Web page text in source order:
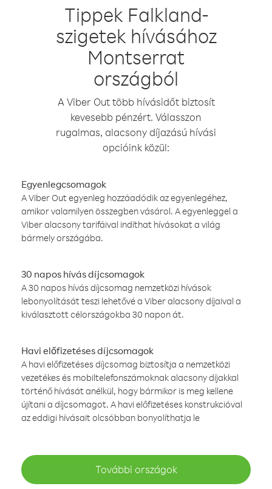
Tippek Falkland-
szigetek hívásához
Montserrat
országból
A Viber Out több hívásidőt biztosít
kevesebb pénzért. Válasszon
rugalmas, alacsony díjazású hívási
opcióink közül:
Egyenlegcsomagok
A Viber Out egyenleg hozzáadódik az egyenlegéhez,
amikor valamilyen összegben vásárol. A egyenleggel a
Viber alacsony tarifáival indíthat hívásokat a világ
bármely országába.
30 napos hívás díjcsomagok
A 30 napos hívás díjcsomag nemzetközi hívások
lebonyolítását teszi lehetővé a Viber alacsony díjaival a
kiválasztott célországokba 30 napon át.
Havi előfizetéses díjcsomagok
A havi előfizetéses díjcsomag biztosítja a nemzetközi
vezetékes és mobiltelefonszámoknak alacsony díjakkal
történő hívását anélkül, hogy bármikor is meg kellene
újítani a díjcsomagot. A havi előfizetéses konstrukcióval
az eddigi hívásait olcsóbban bonyolíthatja le
További országok